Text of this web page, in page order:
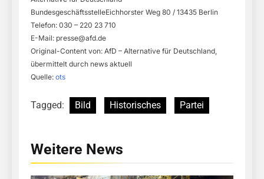
BundesgeschäftsstelleEichhorster Weg 80 / 13435 Berlin
Telefon: 030 – 220 23 710
E-Mail: presse@afd.de
Original-Content von: AfD – Alternative für Deutschland,
übermittelt durch news aktuell
Quelle: ots
Tagged: Bild Historisches Partei
Weitere News